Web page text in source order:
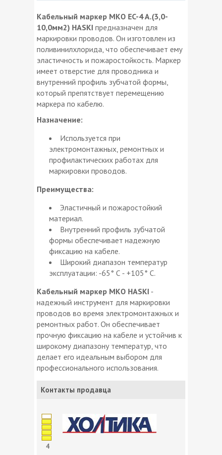
Кабельный маркер МКО EC-4 A.(3,0-
10,0мм2) HASKI предназначен для
маркировки проводов. Он изготовлен из
поливинилхлорида, что обеспечивает ему
эластичность и пожаростойкость. Маркер
имеет отверстие для проводника и
внутренний профиль зубчатой формы,
который препятствует перемещению
маркера по кабелю.
Назначение:
Используется при
электромонтажных, ремонтных и
профилактических работах для
маркировки проводов.
Преимущества:
Эластичный и пожаростойкий
материал.
Внутренний профиль зубчатой
формы обеспечивает надежную
фиксацию на кабеле.
Широкий диапазон температур
эксплуатации: -65° С - +105° С.
Кабельный маркер МКО HASKI -
надежный инструмент для маркировки
проводов во время электромонтажных и
ремонтных работ. Он обеспечивает
прочную фиксацию на кабеле и устойчив к
широкому диапазону температур, что
делает его идеальным выбором для
профессионального использования.
Контакты продавца
4